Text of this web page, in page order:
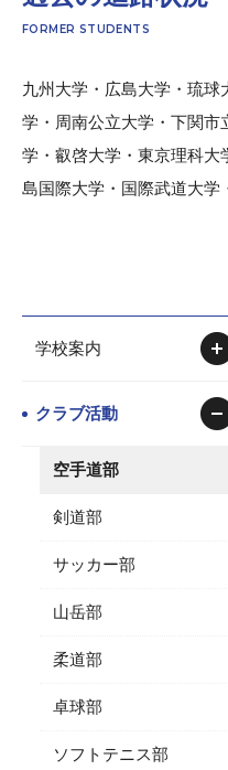
FORMER STUDENTS
九州大学・広島大学・琉
学・周南公立大学・下関市
学・叡啓大学・東京理科大
島国際大学・国際武道大学
学校案内
クラブ活動
空手道部
剣道部
サッカー部
山岳部
柔道部
卓球部
ソフトテニス部